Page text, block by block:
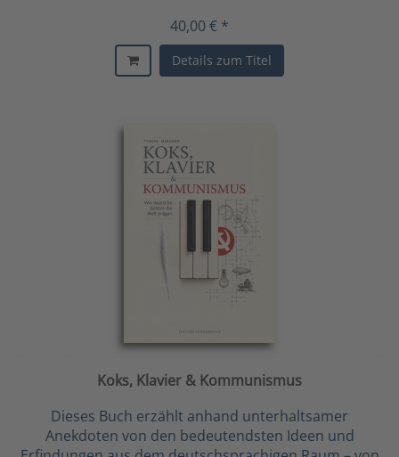
40,00 € *
Details zum Titel
Koks, Klavier & Kommunismus
Dieses Buch erzählt anhand unterhaltsamer
Anekdoten von den bedeutendsten Ideen und